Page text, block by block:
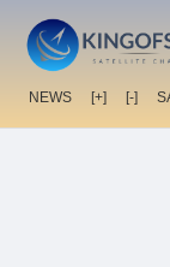
NEWS [+] [-]